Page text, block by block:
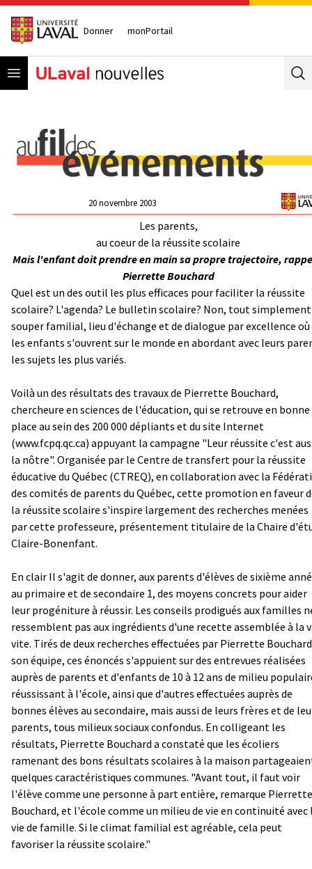
Donner monPortail
Open menu
20 novembre 2003
Les parents,
au coeur de la réussite scolaire
Mais l'enfant doit prendre en main sa propre trajectoire,
Pierrette Bouchard
Quel est un des outil les plus efficaces pour faciliter la réussite
scolaire? L'agenda? Le bulletin scolaire? Non, tout
souper familial, lieu d'échange et de dialogue par excellence où
les enfants s'ouvrent sur le monde en abordant avec leurs
les sujets les plus variés.
Voilà un des résultats des travaux de Pierrette Bouchard,
chercheure en sciences de l'éducation, qui se retrouve en bonne
place au sein des 200 000 dépliants et du site Internet
(www.fcpq.qc.ca) appuyant la campagne "Leur réussite c'est
la nôtre". Organisée par le Centre de transfert pour la réussite
éducative du Québec (CTREQ), en collaboration avec la
des comités de parents du Québec, cette promotion en faveur
la réussite scolaire s'inspire largement des recherches menées
par cette professeure, présentement titulaire de la Chaire
Claire-Bonenfant.
En clair Il s'agit de donner, aux parents d'élèves de sixième
au primaire et de secondaire 1, des moyens concrets pour aider
leur progéniture à réussir. Les conseils prodigués aux familles
ressemblent pas aux ingrédients d'une recette assemblée à la
vite. Tirés de deux recherches effectuées par Pierrette
son équipe, ces énoncés s'appuient sur des entrevues réalisées
auprès de parents et d'enfants de 10 à 12 ans de milieu
réussissant à l'école, ainsi que d'autres effectuées auprès de
bonnes élèves au secondaire, mais aussi de leurs frères et de
parents, tous milieux sociaux confondus. En colligeant les
résultats, Pierrette Bouchard a constaté que les écoliers
ramenant des bons résultats scolaires à la maison
quelques caractéristiques communes. "Avant tout, il faut voir
l'élève comme une personne à part entière, remarque Pierrette
Bouchard, et l'école comme un milieu de vie en continuité avec
vie de famille. Si le climat familial est agréable, cela peut
favoriser la réussite scolaire."